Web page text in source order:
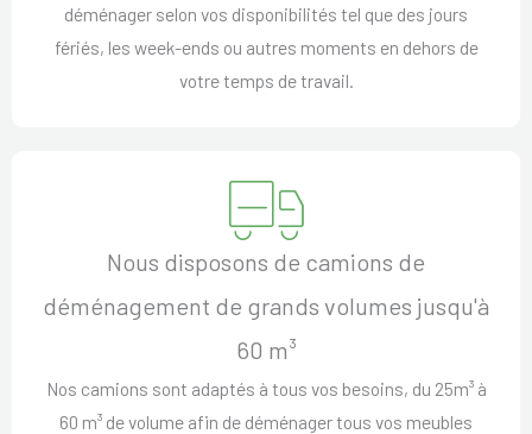
déménager selon vos disponibilités tel que des jours
fériés, les week-ends ou autres moments en dehors de
votre temps de travail.
Nous disposons de camions de
déménagement de grands volumes jusqu'à
60 m³
Nos camions sont adaptés à tous vos besoins, du 25m³ à
60 m³ de volume afin de déménager tous vos meubles